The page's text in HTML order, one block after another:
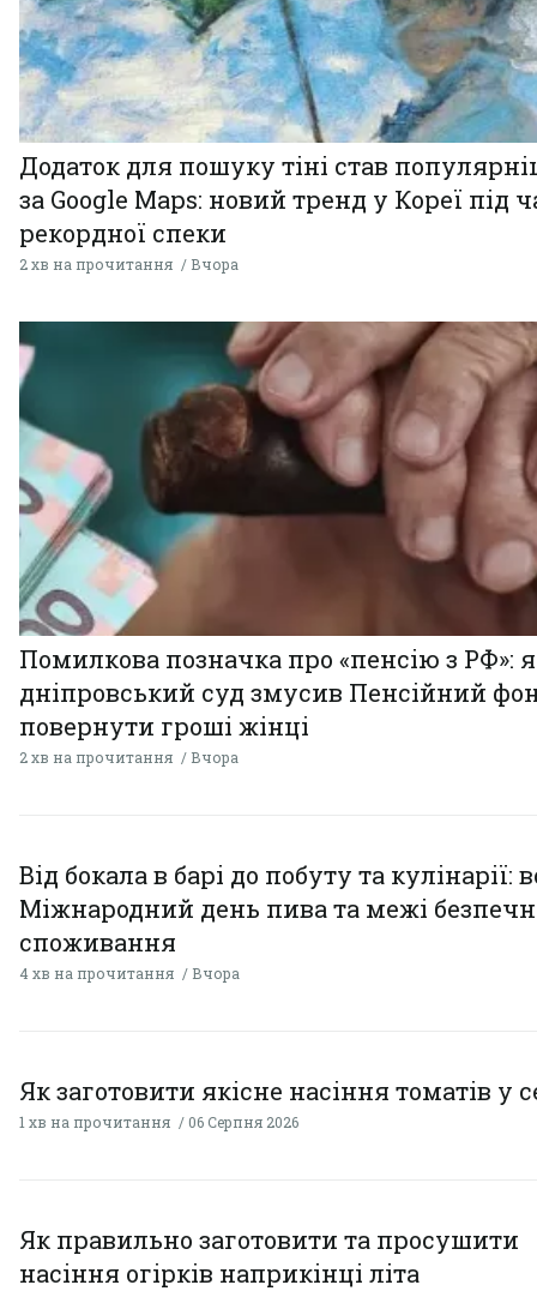
Додаток для пошуку тіні став
за Google Maps: новий тренд у Кореї під
рекордної спеки
2 хв на прочитання Вчора
Помилкова позначка про «пенсію з РФ»:
дніпровський суд змусив Пенсійний
повернути гроші жінці
2 хв на прочитання Вчора
Від бокала в барі до побуту та кулінарії:
Міжнародний день пива та межі
споживання
4 хв на прочитання Вчора
Як заготовити якісне насіння томатів у
1 хв на прочитання 06 Серпня 2026
Як правильно заготовити та просушити
насіння огірків наприкінці літа